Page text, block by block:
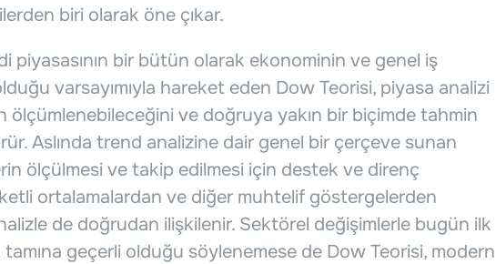
biri olarak öne çıkar.
piyasasının bir bütün olarak ekonominin ve genel iş
varsayımıyla hareket eden Dow Teorisi, piyasa analizi
ölçümlenebileceğini ve doğruya yakın bir biçimde tahmin
Aslında trend analizine dair genel bir çerçeve sunan
ölçülmesi ve takip edilmesi için destek ve direnç
ortalamalardan ve diğer muhtelif göstergelerden
de doğrudan ilişkilenir. Sektörel değişimlerle bugün ilk
geçerli olduğu söylenemese de Dow Teorisi, modern